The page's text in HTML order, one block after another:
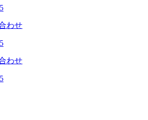
わせ
わせ